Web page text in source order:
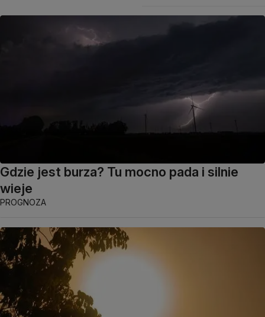
Gdzie jest burza? Tu mocno pada i silnie
wieje
PROGNOZA